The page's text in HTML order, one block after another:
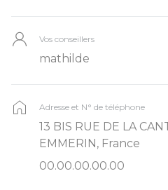
Vos conseillers
mathilde
Adresse et N° de téléphone
13 BIS RUE DE LA
EMMERIN, France
00.00.00.00.00